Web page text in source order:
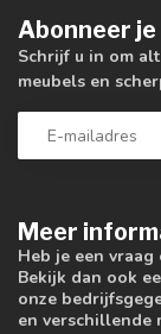
Meer
Heb je een
Bekijk dan ook
onze
en verschillende
Abonneer
Schrijf u in om
meubels en